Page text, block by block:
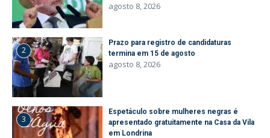
agosto 8, 2026
2
Prazo para registro de candidaturas
termina em 15 de agosto
agosto 8, 2026
3
Espetáculo sobre mulheres negras é
apresentado gratuitamente na Casa da Vila
em Londrina